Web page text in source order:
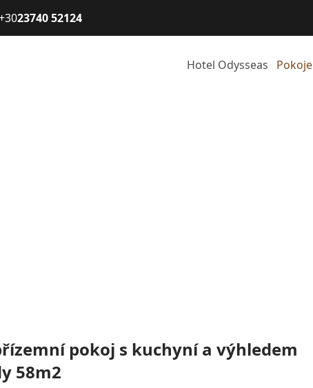
23740 52124
Hotel Odysseas Pokoje
pokoj s kuchyní a výhledem
58m2